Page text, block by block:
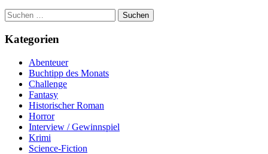
Suchen
nach:
Kategorien
Abenteuer
Buchtipp des Monats
Challenge
Fantasy
Historischer Roman
Horror
Interview / Gewinnspiel
Krimi
Science-Fiction